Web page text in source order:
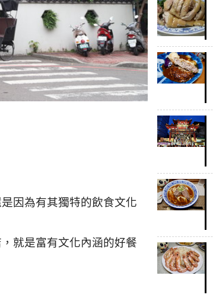
因為有其獨特的飲食文化
就是富有文化內涵的好餐